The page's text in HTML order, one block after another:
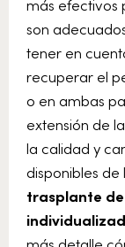
más efectivos
son
tener en
recuperar el
o en ambas
extensión de
la calidad y
disponibles
trasplante